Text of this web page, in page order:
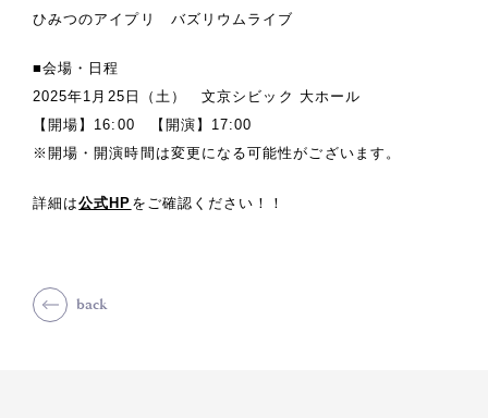
ひみつのアイプリ バズリウムライブ
■会場・日程
2025年1月25日（土） 文京シビック 大ホール
【開場】16:00 【開演】17:00
※開場・開演時間は変更になる可能性がございます。
詳細は公式HP をご確認ください！！
back